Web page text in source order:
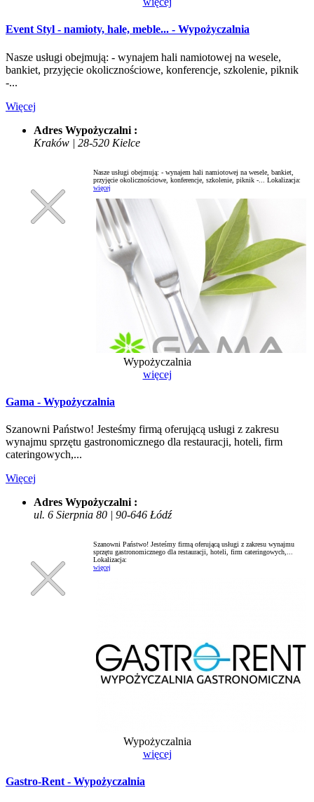
Event Styl - namioty, hale, meble... - Wypożyczalnia
Nasze usługi obejmują: - wynajem hali namiotowej na wesele,
bankiet, przyjęcie okolicznościowe, konferencje, szkolenie, piknik
-...
Więcej
Adres Wypożyczalni :
Kraków | 28-520 Kielce
Nasze usługi obejmują: - wynajem hali namiotowej na wesele, bankiet,
przyjęcie okolicznościowe, konferencje, szkolenie, piknik -... Lokalizacja:
więcej
Wypożyczalnia
więcej
Gama - Wypożyczalnia
Szanowni Państwo! Jesteśmy firmą oferującą usługi z zakresu
wynajmu sprzętu gastronomicznego dla restauracji, hoteli, firm
cateringowych,...
Więcej
Adres Wypożyczalni :
ul. 6 Sierpnia 80 | 90-646 Łódź
Szanowni Państwo! Jesteśmy firmą oferującą usługi z zakresu wynajmu
sprzętu gastronomicznego dla restauracji, hoteli, firm cateringowych,...
Lokalizacja:
więcej
Wypożyczalnia
więcej
Gastro-Rent - Wypożyczalnia